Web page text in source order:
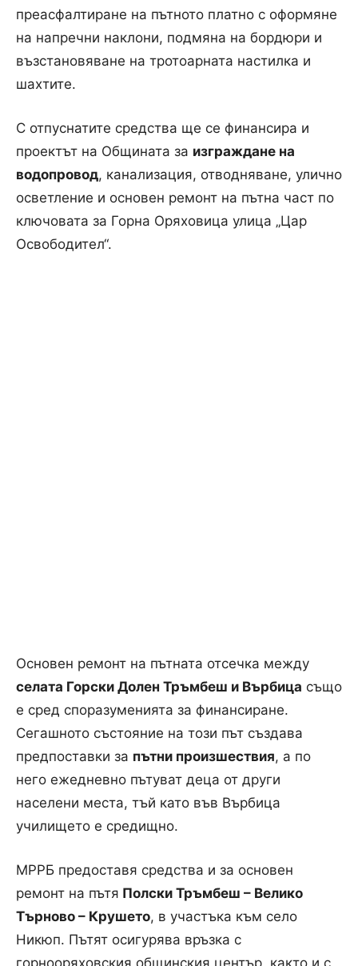
преасфалтиране на пътното платно с оформяне
на напречни наклони, подмяна на бордюри и
възстановяване на тротоарната настилка и
шахтите.
С отпуснатите средства ще се финансира и
проектът на Общината за изграждане на
водопровод, канализация, отводняване, улично
осветление и основен ремонт на пътна част по
ключовата за Горна Оряховица улица „Цар
Освободител“.
Основен ремонт на пътната отсечка между
селата Горски Долен Тръмбеш и Върбица също
е сред споразуменията за финансиране.
Сегашното състояние на този път създава
предпоставки за пътни произшествия, а по
него ежедневно пътуват деца от други
населени места, тъй като във Върбица
училището е средищно.
МРРБ предоставя средства и за основен
ремонт на пътя Полски Тръмбеш – Велико
Търново – Крушето, в участъка към село
Никюп. Пътят осигурява връзка с
горнооряховския общинския център, както и с